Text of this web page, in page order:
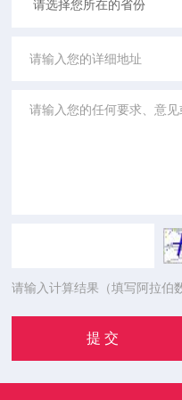
请输入计算结果（填写阿拉伯